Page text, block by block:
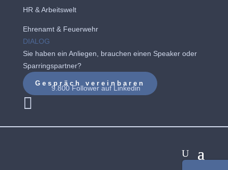
HR & Arbeitswelt
Ehrenamt & Feuerwehr
DIALOG
Sie haben ein Anliegen, brauchen einen Speaker oder
Sparringspartner?
Gespräch vereinbaren

9.800 Follower aufLinkedin